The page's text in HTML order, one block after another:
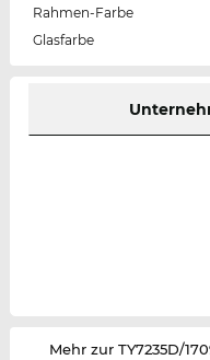
Rahmen-Farbe
Glasfarbe
‌Mehr zur TY7235D/